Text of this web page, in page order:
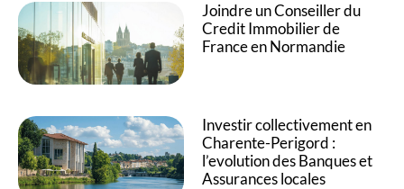
Joindre un Conseiller du
Credit Immobilier de
France en Normandie
Investir collectivement en
Charente-Perigord :
l’evolution des Banques et
Assurances locales